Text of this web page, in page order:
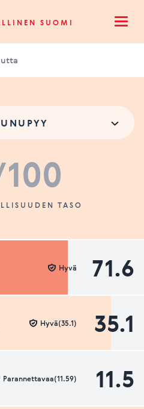
SUOMI
TASO
71.6
Hyvä
35.1
Hyvä(35.1)
11.5
Parannettavaa(11.59)